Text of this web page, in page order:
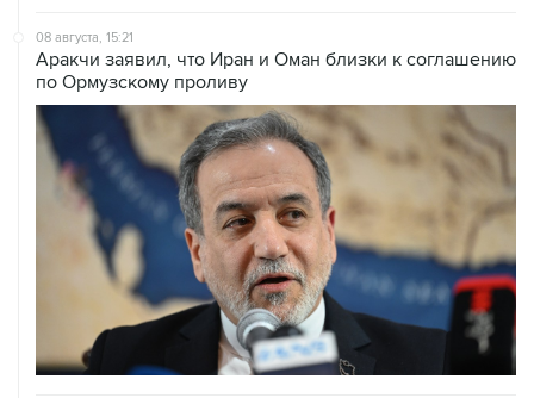
08 августа, 15:21
Аракчи заявил, что Иран и Оман близки к соглашению
по Ормузскому проливу